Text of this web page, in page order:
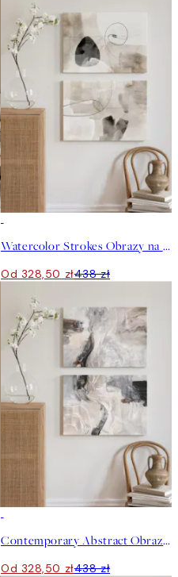
Watercolor Strokes Obrazy na płótnie Duo
Od 328,50 zł438 zł
Contemporary Abstract Obrazy na płótnie Duo
Od 328,50 zł438 zł